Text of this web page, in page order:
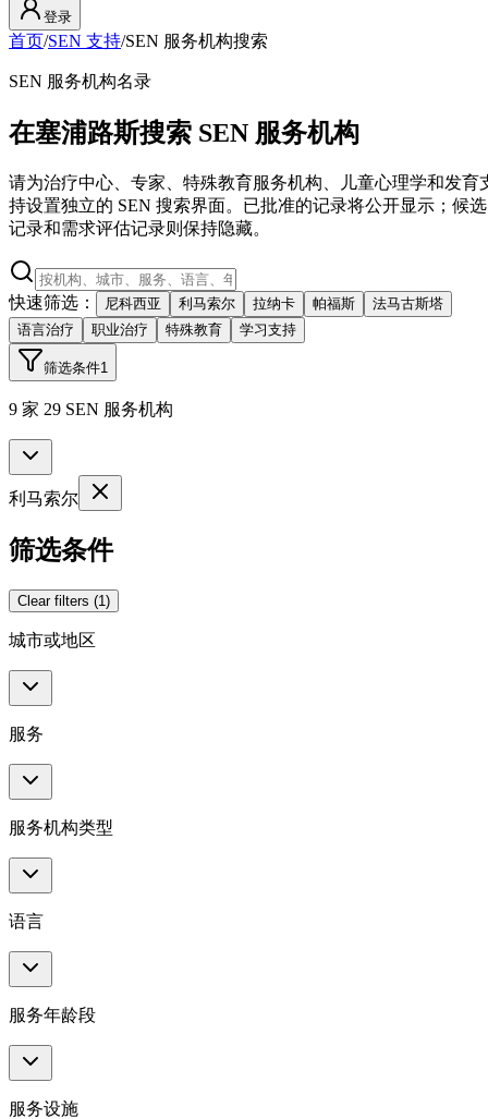
登录
首页/SEN 支持/SEN 服务机构搜索
SEN 服务机构名录
在塞浦路斯搜索 SEN 服务机构
请为治疗中心、专家、特殊教育服务机构、儿童心理学和发育
持设置独立的 SEN 搜索界面。已批准的记录将公开显示；候选
记录和需求评估记录则保持隐藏。
快速筛选： 尼科西亚 利马索尔 拉纳卡 帕福斯
法马古斯塔
语言治疗
职业治疗 特殊教育 学习支持
筛选条件1
9 家 29 SEN 服务机构
利马索尔
筛选条件
Clear filters (1)
城市或地区
服务
服务机构类型
语言
服务年龄段
服务设施